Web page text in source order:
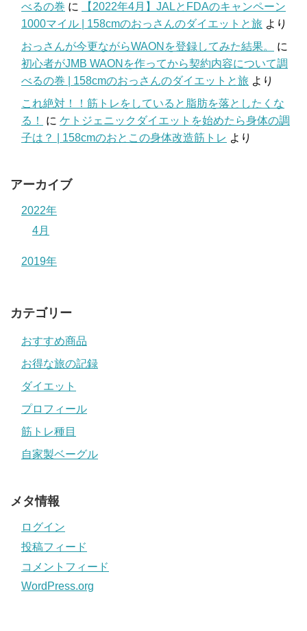
べるの巻 に
【2022年4月】JALとFDAのキャンペーン
1000マイル | 158cmのおっさんのダイエットと旅 より
おっさんが今更ながらWAONを登録してみた結果。
に
初心者がJMB WAONを作ってから契約内容について調
べるの巻 | 158cmのおっさんのダイエットと旅 より
これ絶対！！筋トレをしていると脂肪を落としたくな
る！
に ケトジェニックダイエットを始めたら身体の調
子は？ | 158cmのおとこの身体改造筋トレ より
アーカイブ
2022年
4月
2019年
カテゴリー
おすすめ商品
お得な旅の記録
ダイエット
プロフィール
筋トレ種目
自家製ベーグル
メタ情報
ログイン
投稿フィード
コメントフィード
WordPress.org